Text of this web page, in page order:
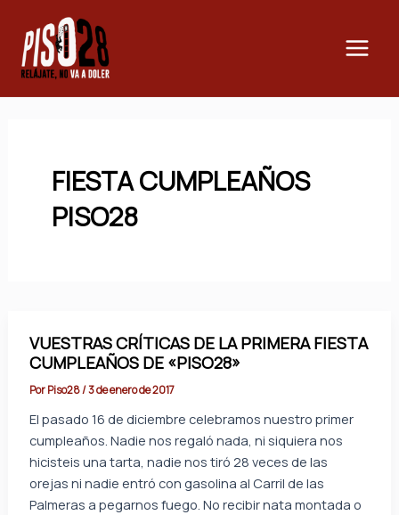
contenido
FIESTA CUMPLEAÑOS
PISO28
VUESTRAS CRÍTICAS DE LA PRIMERA FIESTA
CUMPLEAÑOS DE «PISO28»
PorPiso28/3 de enero de 2017
El pasado 16 de diciembre celebramos nuestro primer
cumpleaños. Nadie nos regaló nada, ni siquiera nos
hicisteis una tarta, nadie nos tiró 28 veces de las
orejas ni nadie entró con gasolina al Carril de las
Palmeras a pegarnos fuego. No recibir nata montada o